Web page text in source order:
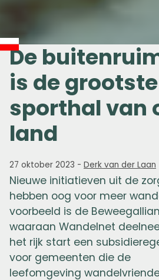
De
is de grootste
sporthal van
land
27 oktober 2023 - Derk van der Laan
Nieuwe initiatieven uit de
hebben oog voor meer
voorbeeld is de
waaraan Wandelnet
het rijk start een
voor gemeenten die de
leefomgeving